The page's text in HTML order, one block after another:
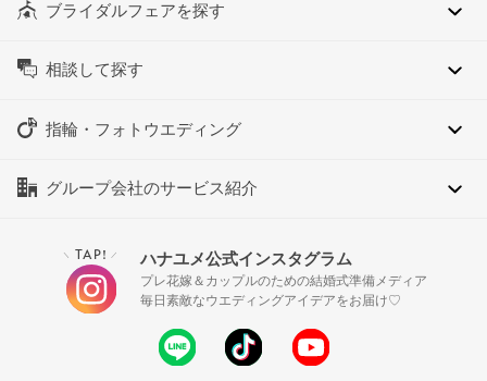
ブライダルフェアを探す
相談して探す
指輪・フォトウエディング
グループ会社のサービス紹介
＼ TAP! ／ ハナユメ公式インスタグラム
プレ花嫁＆カップルのための結婚式準備メディア
毎日素敵なウエディングアイデアをお届け♡